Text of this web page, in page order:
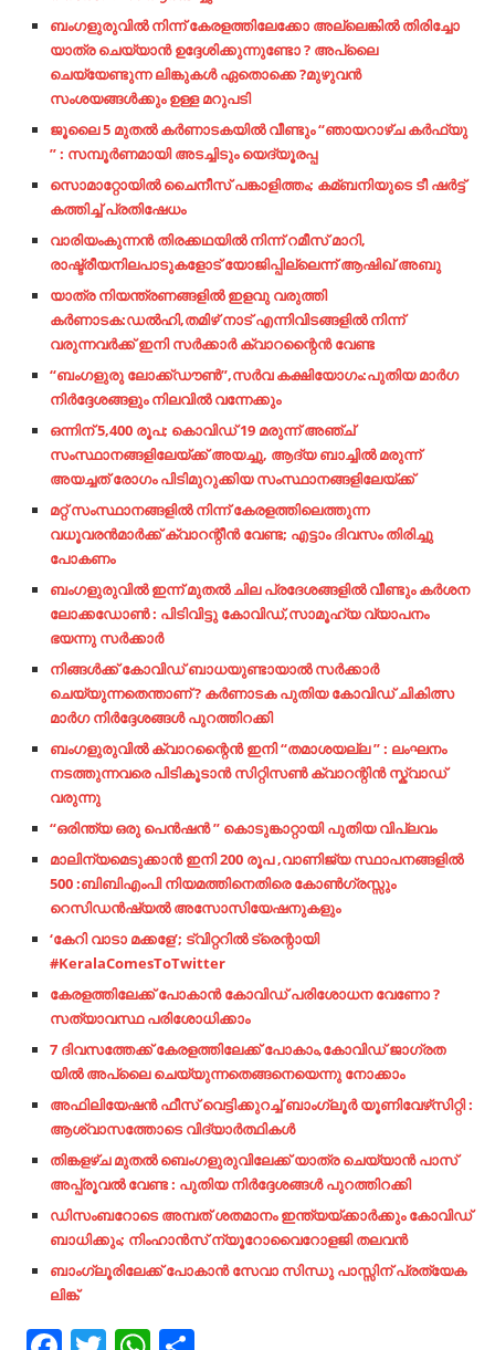
ബംഗളുരുവിൽ നിന്ന് കേരളത്തിലേക്കോ അല്ലെങ്കിൽ തിരിച്ചോ
യാത്ര ചെയ്യാൻ ഉദ്ദേശിക്കുന്നുണ്ടോ ? അപ്ലൈ
ചെയ്യേണ്ടുന്ന ലിങ്കുകൾ ഏതൊക്കെ ?മുഴുവൻ
സംശയങ്ങൾക്കും ഉള്ള മറുപടി
ജൂലൈ 5 മുതൽ കർണാടകയിൽ വീണ്ടും “ഞായറാഴ്ച കർഫ്യു
” : സമ്പൂർണമായി അടച്ചിടും യെദ്യൂരപ്പ
സൊമാറ്റോയില്‍ ചൈനീസ്​ പങ്കാളിത്തം; കമ്ബനിയുടെ ടീ ഷര്‍ട്ട്​
കത്തിച്ച്‌​ പ്രതിഷേധം
വാരിയംകുന്നന്‍ തിരക്കഥയില്‍ നിന്ന് റമീസ് മാറി,
രാഷ്ട്രീയനിലപാടുകളോട് യോജിപ്പില്ലെന്ന് ആഷിഖ് അബു
യാത്ര നിയന്ത്രണങ്ങളിൽ ഇളവു വരുത്തി
കർണാടക:ഡൽഹി,തമിഴ് നാട് എന്നിവിടങ്ങളിൽ നിന്ന്
വരുന്നവർക്ക് ഇനി സർക്കാർ ക്വാറന്റൈൻ വേണ്ട
“ബംഗളുരു ലോക്ക്ഡൗൺ”,സർവ കക്ഷിയോഗം:പുതിയ മാർഗ
നിർദ്ദേശങ്ങളും നിലവിൽ വന്നേക്കും
ഒന്നിന് 5,400 രൂപ; കൊവിഡ് 19 മരുന്ന് അഞ്ച്
സംസ്ഥാനങ്ങളിലേയ്ക്ക് അയച്ചു, ആദ്യ ബാച്ചില്‍ മരുന്ന്
അയച്ചത് രോഗം പിടിമുറുക്കിയ സംസ്ഥാനങ്ങളിലേയ്ക്ക്
മറ്റ് സംസ്ഥാനങ്ങളില്‍ നിന്ന് കേരളത്തിലെത്തുന്ന
വധൂവരന്‍മാര്‍ക്ക് ക്വാറന്റീന്‍ വേണ്ട; എട്ടാം ദിവസം തിരിച്ചു
പോകണം
ബംഗളുരുവിൽ ഇന്ന് മുതൽ ചില പ്രദേശങ്ങളിൽ വീണ്ടും കർശന
ലോക്കഡോൺ : പിടിവിട്ടു കോവിഡ്,സാമൂഹ്യ വ്യാപനം
ഭയന്നു സർക്കാർ
നിങ്ങൾക്ക് കോവിഡ് ബാധയുണ്ടായാൽ സർക്കാർ
ചെയ്യുന്നതെന്താണ് ? കർണാടക പുതിയ കോവിഡ് ചികിത്സ
മാർഗ നിർദ്ദേശങ്ങൾ പുറത്തിറക്കി
ബംഗളുരുവിൽ ക്വാറന്റൈൻ ഇനി “തമാശയല്ല ” : ലംഘനം
നടത്തുന്നവരെ പിടികൂടാൻ സിറ്റിസൺ ക്വാറന്റിൻ സ്ക്വാഡ്
വരുന്നു
“ഒരിന്ത്യ ഒരു പെൻഷൻ ” കൊടുങ്കാറ്റായി പുതിയ വിപ്ലവം
മാലിന്യമെടുക്കാൻ ഇനി 200 രൂപ ,വാണിജ്യ സ്ഥാപനങ്ങളിൽ
500 :ബിബിഎംപി നിയമത്തിനെതിരെ കോൺഗ്രസ്സും
റെസിഡൻഷ്യൽ അസോസിയേഷനുകളും
‘കേറി വാടാ മക്കളേ’; ട്വിറ്ററില്‍ ട്രെന്റായി
#KeralaComesToTwitter
കേരളത്തിലേക്ക് പോകാൻ കോവിഡ് പരിശോധന വേണോ ?
സത്യാവസ്ഥ പരിശോധിക്കാം
7 ദിവസത്തേക്ക് കേരളത്തിലേക്ക് പോകാം,കോവിഡ് ജാഗ്രത
യിൽ അപ്ലൈ ചെയ്യുന്നതെങ്ങനെയെന്നു നോക്കാം
അഫിലിയേഷൻ ഫീസ് വെട്ടിക്കുറച്ച് ബാംഗ്ലൂർ യൂണിവേഴ്‌സിറ്റി :
ആശ്വാസത്തോടെ വിദ്യാർത്ഥികൾ
തിങ്കളഴ്ച മുതൽ ബെംഗളുരുവിലേക്ക് യാത്ര ചെയ്യാൻ പാസ്
അപ്പ്രൂവൽ വേണ്ട : പുതിയ നിർദ്ദേശങ്ങൾ പുറത്തിറക്കി
ഡിസംബറോടെ അമ്പത് ശതമാനം ഇന്ത്യയ്ക്കാര്‍ക്കും കോവിഡ്
ബാധിക്കും; നിംഹാന്‍സ് ന്യൂറോവൈറോളജി തലവന്‍
ബാംഗ്ലൂരിലേക്ക് പോകാൻ സേവാ സിന്ധു പാസ്സിന് പ്രത്യേക
ലിങ്ക്